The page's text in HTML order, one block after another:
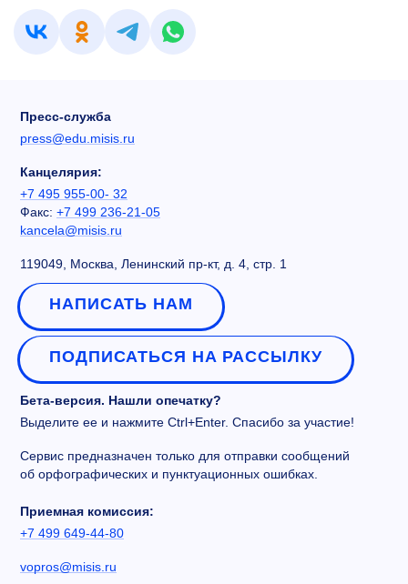
Пресс-служба
press@edu.misis.ru
Канцелярия:
+7 495 955-00- 32
Факс: +7 499 236-21-05
kancela@misis.ru
119049, Москва, Ленинский пр-кт, д. 4, стр. 1
НАПИСАТЬ НАМ
ПОДПИСАТЬСЯ НА РАССЫЛКУ
Бета-версия. Нашли опечатку?
Выделите ее и нажмите Ctrl+Enter. Спасибо за участие!
Сервис предназначен только для отправки сообщений
об орфографических и пунктуационных ошибках.
Приемная комиссия:
+7 499 649-44-80
vopros@misis.ru